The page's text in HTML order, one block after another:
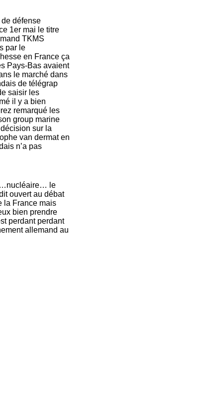
défense
1er mai le titre
TKMS
par le
en France ça
Pays-Bas avaient
le marché dans
de télégrap
saisir les
il y a bien
remarqué les
group marine
sur la
van dermat en
n’a pas
…nucléaire… le
ouvert au débat
la France mais
bien prendre
perdant perdant
allemand au